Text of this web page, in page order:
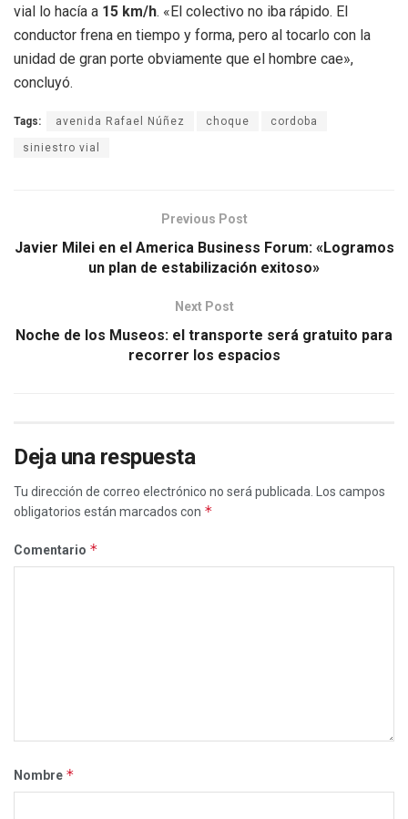
vial lo hacía a 15 km/h. «El colectivo no iba rápido. El
conductor frena en tiempo y forma, pero al tocarlo con la
unidad de gran porte obviamente que el hombre cae»,
concluyó.
Tags: avenida Rafael Núñez choque cordoba
siniestro vial
Previous Post
Javier Milei en el America Business Forum: «Logramos
un plan de estabilización exitoso»
Next Post
Noche de los Museos: el transporte será gratuito para
recorrer los espacios
Deja una respuesta
Tu dirección de correo electrónico no será publicada.
Los campos
obligatorios están marcados con *
Comentario *
Nombre *